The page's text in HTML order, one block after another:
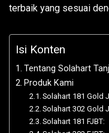
terbaik yang sesuai
Isi Konten
Tentang Solahart
Produk Kami
Solahart 181 Gold
Solahart 302 Gold
Solahart 181 FJBT: